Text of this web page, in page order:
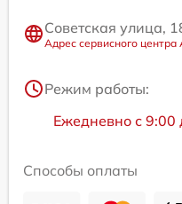
Советская улица,
Адрес сервисного центра
Режим работы:
Ежедневно с 9:00
Способы оплаты